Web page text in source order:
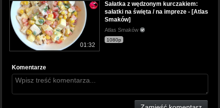
01:32
Sałatka z wędzonym kurczakiem:
sałatki na święta / na impreze - [Atlas
Smaków]
Atlas Smaków
1080p
Komentarze